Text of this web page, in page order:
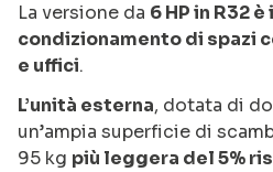
La versione da 6 HP in R32
condizionamento di spazi
e uffici.
L’unità esterna, dotata di
un’ampia superficie di
95 kg più leggera del 5%